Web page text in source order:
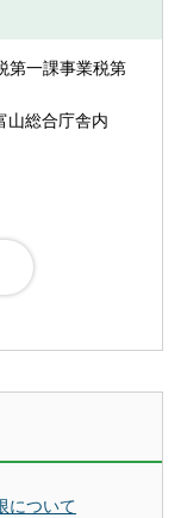
第一課事業税第
山総合庁舎内
について